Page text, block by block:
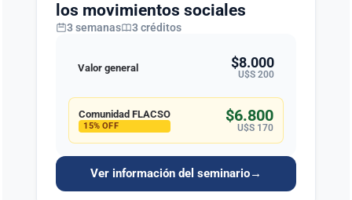
los movimientos sociales
3 semanas 3 créditos
Valor general $8.000
U$S 200
Comunidad FLACSO
15% OFF
$6.800
U$S 170
Ver información del seminario→